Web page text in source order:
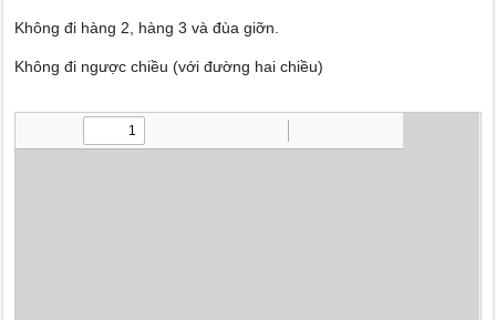
Không đi hàng 2, hàng 3 và đùa giỡn.
Không đi ngược chiều (với đường hai chiều)